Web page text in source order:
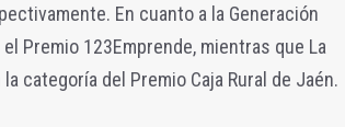
En cuanto a la Generación
Premio 123Emprende, mientras que La
categoría del Premio Caja Rural de Jaén.